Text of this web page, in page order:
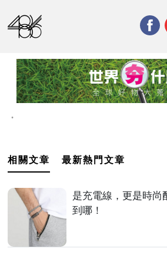
•
相關文章 最新熱門文章
是充電線，更是時尚
到哪！